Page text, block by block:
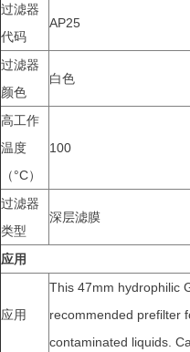
过滤器
代码
AP25
过滤器
颜色
白色
高工作
温度
（°C）
100
过滤器
类型
深层滤膜
应用
应用
This 47mm hydrophilic
recommended prefilter
contaminated liquids.